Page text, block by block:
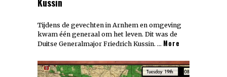
Tijdens de gevechten in Arnhem en omgeving
kwam één generaal om het leven. Dit was de
Duitse Generalmajor Friedrich Kussin. … More